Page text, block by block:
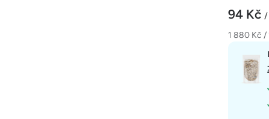
94 Kč/
Měrná
1 880 Kč /